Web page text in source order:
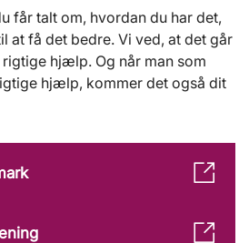
får talt om, hvordan du har det,
at få det bedre. Vi ved, at det går
hjælp. Og når man som
hjælp, kommer det også dit